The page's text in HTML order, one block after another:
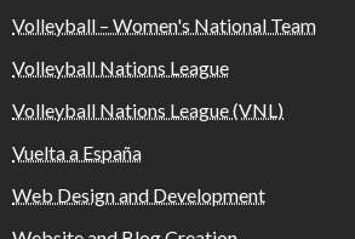
Volleyball – Women's National Team
Volleyball Nations League
Volleyball Nations League (VNL)
Vuelta a España
Web Design and Development